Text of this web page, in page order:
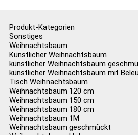
Produkt-Kategorien
Sonstiges
Weihnachtsbaum
Künstlicher Weihnachtsbaum
künstlicher Weihnachtsbaum
künstlicher Weihnachtsbaum mit
Tisch Weihnachtsbaum
Weihnachtsbaum 120 cm
Weihnachtsbaum 150 cm
Weihnachtsbaum 180 cm
Weihnachtsbaum 1M
Weihnachtsbaum geschmückt